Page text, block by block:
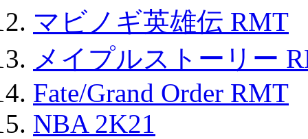
マビノギ英雄伝 RMT
メイプルストーリー
Fate/Grand Order RMT
NBA 2K21